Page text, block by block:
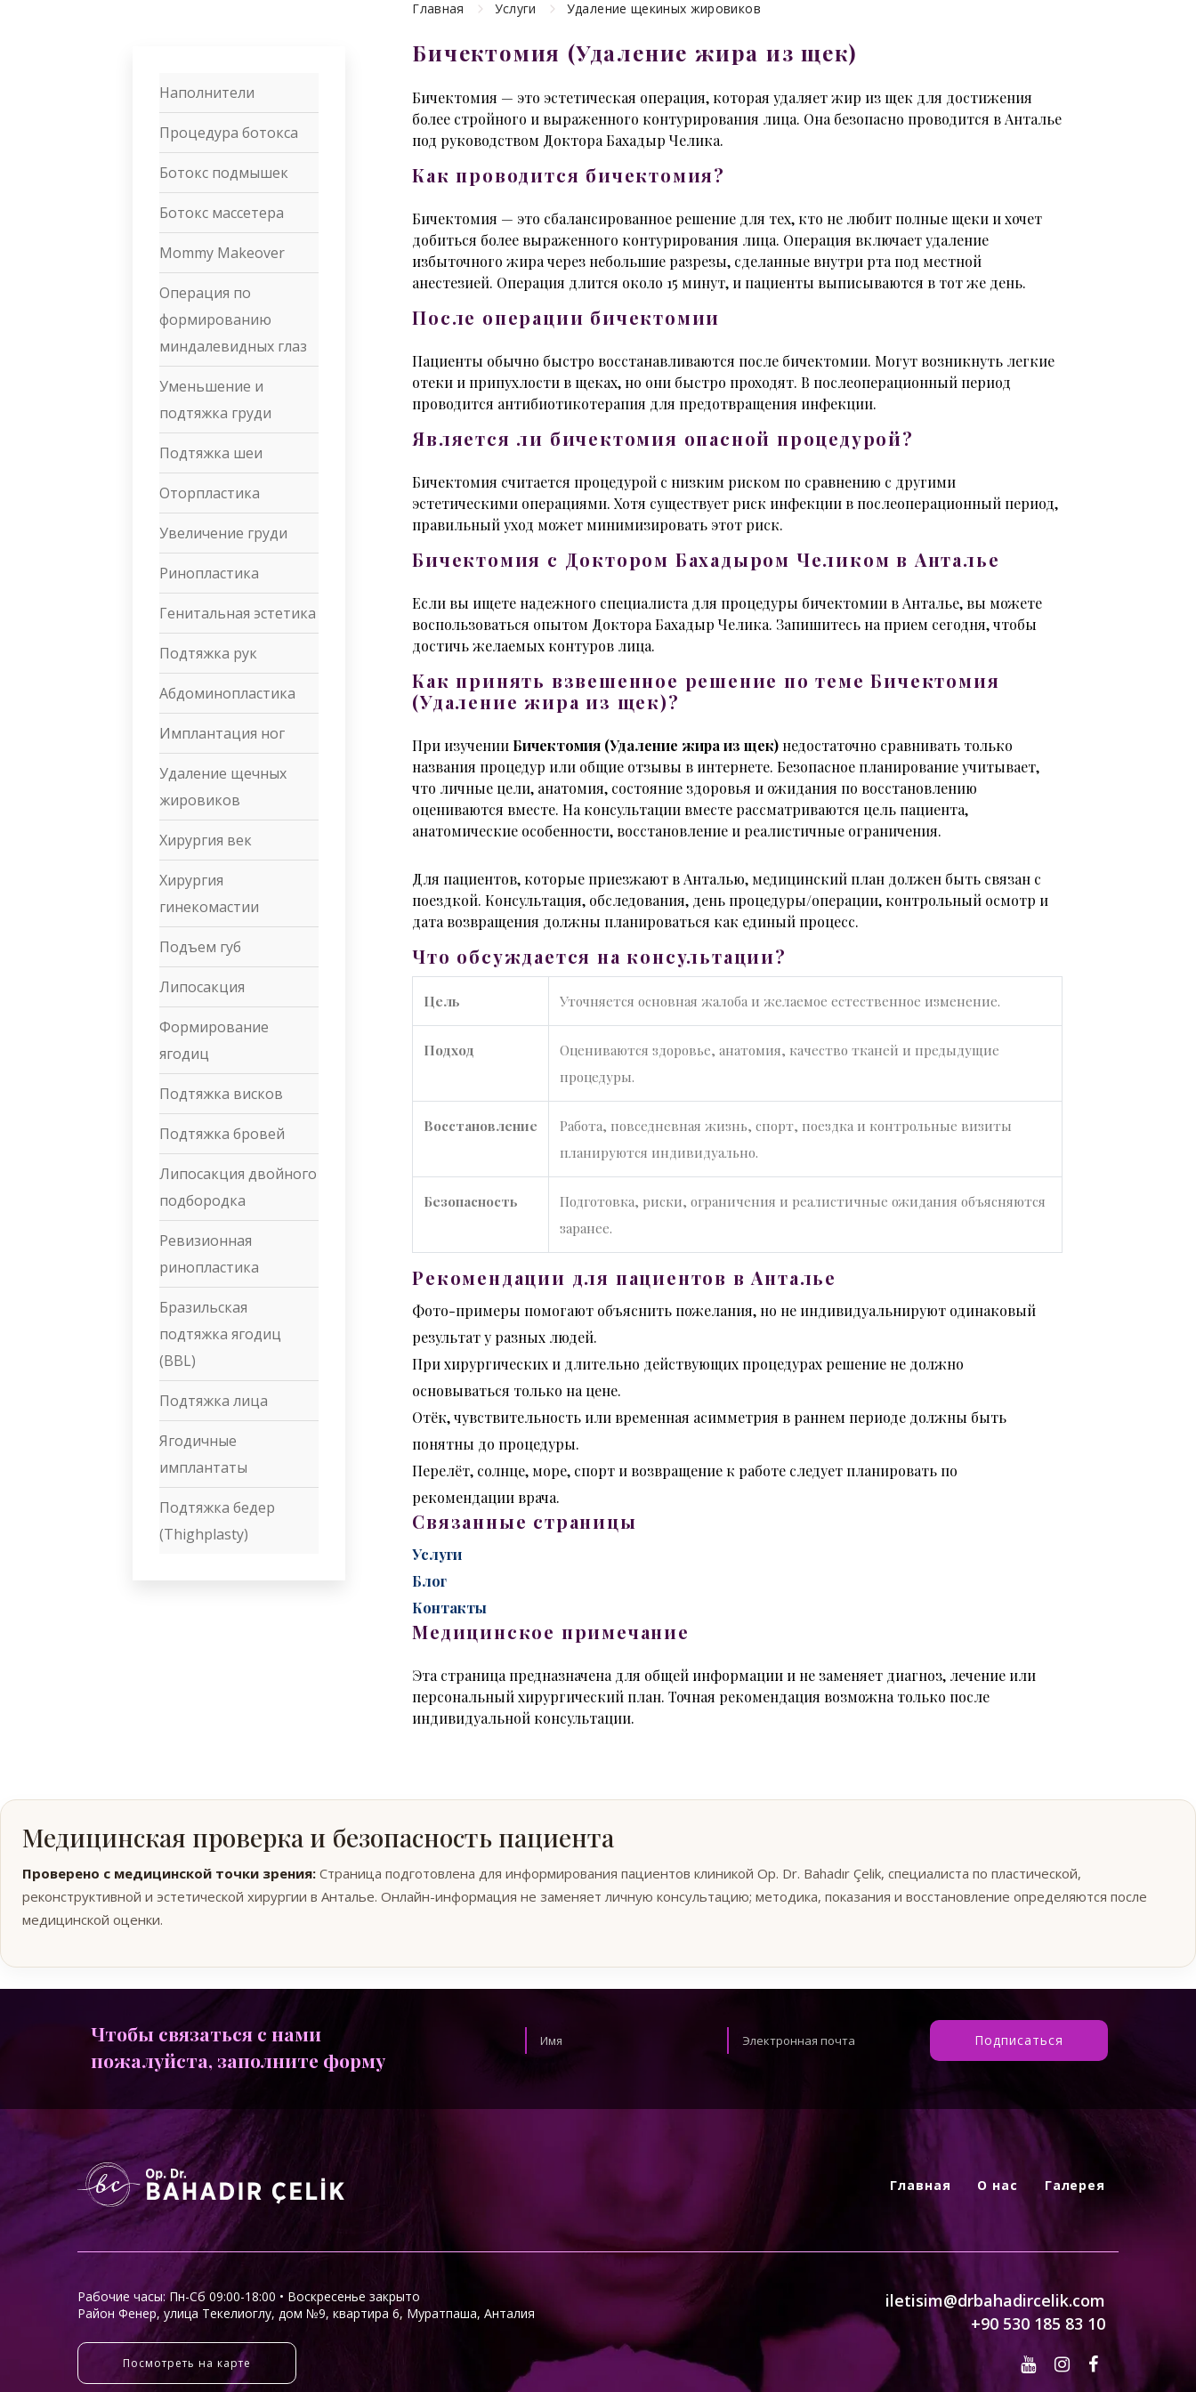
Наполнители
Процедура ботокса
Ботокс подмышек
Ботокс массетера
Mommy Makeover
Операция по
формированию
миндалевидных глаз
Уменьшение и
подтяжка груди
Подтяжка шеи
Оторпластика
Увеличение груди
Ринопластика
Генитальная эстетика
Подтяжка рук
Абдоминопластика
Имплантация ног
Удаление щечных
жировиков
Хирургия век
Хирургия
гинекомастии
Подъем губ
Липосакция
Формирование
ягодиц
Подтяжка висков
Подтяжка бровей
Липосакция двойного
подбородка
Ревизионная
ринопластика
Бразильская
подтяжка ягодиц
(BBL)
Подтяжка лица
Ягодичные
имплантаты
Подтяжка бедер
(Thighplasty)
Главная Услуги Удаление щекиных жировиков
Бичектомия (Удаление жира из щек)
Бичектомия — это эстетическая операция, которая удаляет жир из щек для достижения
более стройного и выраженного контурирования лица. Она безопасно проводится в Анталье
под руководством Доктора Бахадыр Челика.
Как проводится бичектомия?
Бичектомия — это сбалансированное решение для тех, кто не любит полные щеки и хочет
добиться более выраженного контурирования лица. Операция включает удаление
избыточного жира через небольшие разрезы, сделанные внутри рта под местной
анестезией. Операция длится около 15 минут, и пациенты выписываются в тот же день.
После операции бичектомии
Пациенты обычно быстро восстанавливаются после бичектомии. Могут возникнуть легкие
отеки и припухлости в щеках, но они быстро проходят. В послеоперационный период
проводится антибиотикотерапия для предотвращения инфекции.
Является ли бичектомия опасной процедурой?
Бичектомия считается процедурой с низким риском по сравнению с другими
эстетическими операциями. Хотя существует риск инфекции в послеоперационный период,
правильный уход может минимизировать этот риск.
Бичектомия с Доктором Бахадыром Челиком в Анталье
Если вы ищете надежного специалиста для процедуры бичектомии в Анталье, вы можете
воспользоваться опытом Доктора Бахадыр Челика. Запишитесь на прием сегодня, чтобы
достичь желаемых контуров лица.
Как принять взвешенное решение по теме Бичектомия
(Удаление жира из щек)?
При изучении Бичектомия (Удаление жира из щек) недостаточно сравнивать только
названия процедур или общие отзывы в интернете. Безопасное планирование учитывает,
что личные цели, анатомия, состояние здоровья и ожидания по восстановлению
оцениваются вместе. На консультации вместе рассматриваются цель пациента,
анатомические особенности, восстановление и реалистичные ограничения.
Для пациентов, которые приезжают в Анталью, медицинский план должен быть связан с
поездкой. Консультация, обследования, день процедуры/операции, контрольный осмотр и
дата возвращения должны планироваться как единый процесс.
Что обсуждается на консультации?
Цель Уточняется основная жалоба и желаемое естественное изменение.
Подход
Оцениваются здоровье, анатомия, качество тканей и предыдущие
процедуры.
Восстановление
Работа, повседневная жизнь, спорт, поездка и контрольные визиты
планируются индивидуально.
Безопасность
Подготовка, риски, ограничения и реалистичные ожидания объясняются
заранее.
Рекомендации для пациентов в Анталье
Фото-примеры помогают объяснить пожелания, но не индивидуальнируют одинаковый
результат у разных людей.
При хирургических и длительно действующих процедурах решение не должно
основываться только на цене.
Отёк, чувствительность или временная асимметрия в раннем периоде должны быть
понятны до процедуры.
Перелёт, солнце, море, спорт и возвращение к работе следует планировать по
рекомендации врача.
Связанные страницы
Услуги
Блог
Контакты
Медицинское примечание
Эта страница предназначена для общей информации и не заменяет диагноз, лечение или
персональный хирургический план. Точная рекомендация возможна только после
индивидуальной консультации.
Медицинская проверка и безопасность пациента
Проверено с медицинской точки зрения: Страница подготовлена для информирования пациентов клиникой Op. Dr. Bahadır Çelik, специалиста по пластической,
реконструктивной и эстетической хирургии в Анталье. Онлайн-информация не заменяет личную консультацию; методика, показания и восстановление определяются после
медицинской оценки.
Чтобы связаться с нами
пожалуйста, заполните форму
Подписаться
Главная О нас Галерея
Рабочие часы: Пн-Сб 09:00-18:00 • Воскресенье закрыто
Район Фенер, улица Текелиоглу, дом №9, квартира 6, Муратпаша, Анталия
Посмотреть на карте
iletisim@drbahadircelik.com
+90 530 185 83 10
Предварительная консультация и подготовка
Проверка пользователя
Перед продолжением пройдём короткую
Если ответ неверный, появится новый